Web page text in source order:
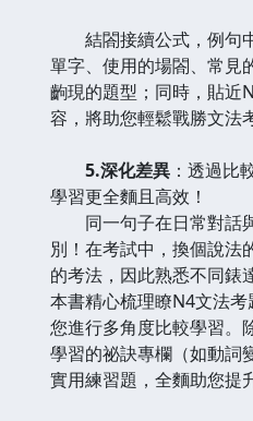
結閤接續公式，例句
單字、使用的場閤、常見
齣現的題型；同時，貼近
容，將助您輕鬆戰勝文法
5.深化差異 ：透過比
學習更全麵且高效！
同一句子在日常對話
別！在考試中，換個說法
的考法，因此熟悉不同錶
本書精心梳理瞭N4文法
您進行多角度比較學習。
學習的祕訣專欄（如動詞
實用練習題，全麵助您提